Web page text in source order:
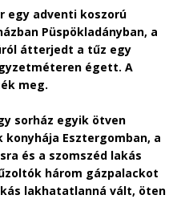
egy adventi koszorú
Püspökladányban, a
átterjedt a tűz egy
égett. A
meg.
sorház egyik ötven
Esztergomban, a
és a szomszéd lakás
három gázpalackot
lakhatatlanná vált, öten